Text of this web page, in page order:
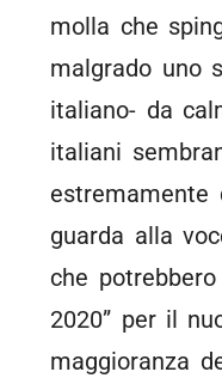
molla che
malgrado uno
italiano- da
italiani
estremamente
guarda alla
che
2020” per il
maggioranza